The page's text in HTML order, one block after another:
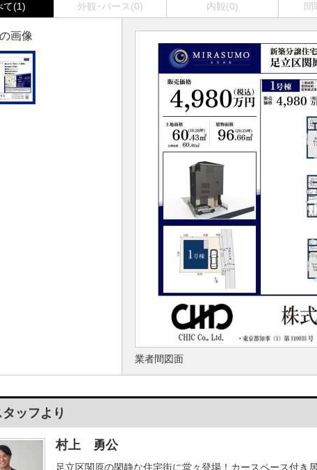
て(1) 外観･パース(0) 内観(0) 間
画像
業者間図面
ッフより
村上 勇公
足立区関原の閑静な住宅街に堂々登場！カースペース付き